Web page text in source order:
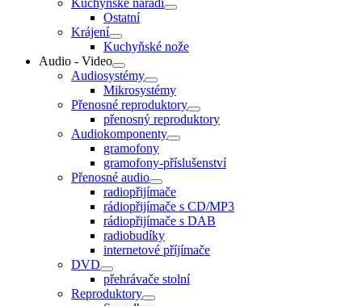
Ostatní
Krájení
Kuchyňské nože
Audio - Video
Audiosystémy
Mikrosystémy
Přenosné reproduktory
přenosný reproduktory
Audiokomponenty
gramofony
gramofony-příslušenství
Přenosné audio
radiopřijímače
rádiopřijímače s CD/MP3
rádiopřijímače s DAB
radiobudíky
internetové příjímače
DVD
přehrávače stolní
Reproduktory